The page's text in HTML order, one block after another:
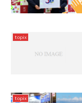
topix
topix